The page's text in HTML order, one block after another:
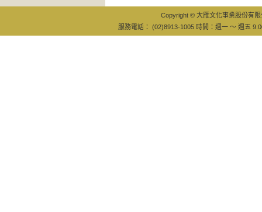
Copyright © 大雁文化事業股份有
服務電話： (02)8913-1005 時間：週一 ～ 週五